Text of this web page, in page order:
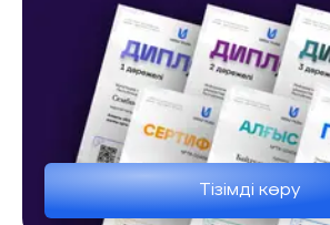
Тізімді көру